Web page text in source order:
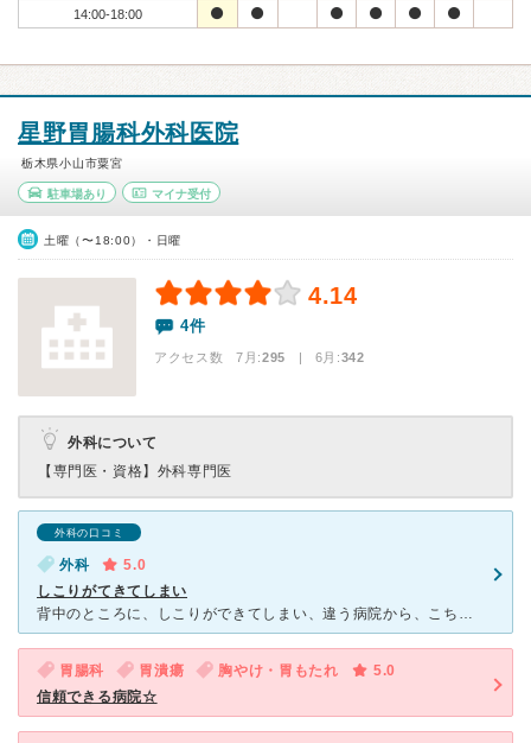
14:00-18:00
星野胃腸科外科医院
栃木県小山市粟宮
駐車場あり マイナ受付
土曜（〜18:00）・日曜
4.14
4件
アクセス数 7月:295 | 6月:342
外科について
【専門医・資格】 外科専門医
外科の口コミ
外科
5.0
しこりがてきてしまい
背中のところに、しこりができてしまい、違う病院から、こちらの病院を紹介してもらい、見てもらうことになりました。綺麗に手術をしてもらえるとのことで、結婚式を目前に控えた私は、すがる思いでお願いしました。
胃腸科 胃潰瘍 胸やけ・胃もたれ
5.0
信頼できる病院☆